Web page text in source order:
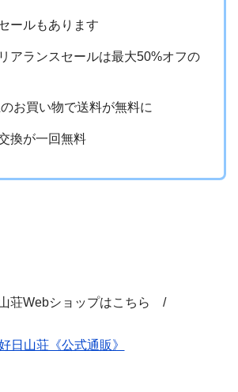
ールもあります
アランスセールは最大50%オフの
お買い物で送料が無料に
換が一回無料
荘Webショップはこちら /
日山荘《公式通販》